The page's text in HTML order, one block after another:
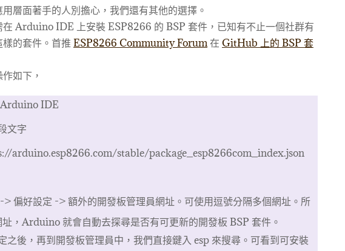
層面著手的人別擔心，我們還有其他的選擇。
在 Arduino IDE 上安裝 ESP8266 的 BSP 套件，已知有不止一個社群有
的套件。首推 ESP8266 Community Forum在 GitHub 上的 BSP 套
如下，
IDE
文字
arduino.esp8266.com/stable/package_esp8266com_index.json
> 偏好設定 -> 額外的開發板管理員網址。可使用逗號分隔多個網址。所
址，Arduino 就會自動去探尋是否有可更新的開發板 BSP 套件。
之後，再到開發板管理員中，我們直接鍵入 esp 來搜尋。可看到可安裝